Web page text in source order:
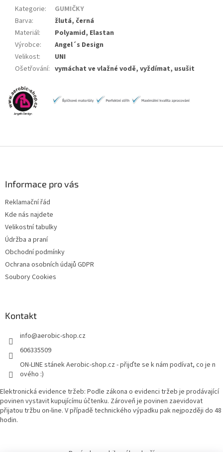
Kategorie:
GUMIČKY
Barva:
žlutá, černá
Materiál:
Polyamid, Elastan
Výrobce:
Angel´s Design
Velikost:
UNI
Ošetřování: vymáchat ve vlažné vodě, vyždímat, usušit
Informace pro vás
Reklamační řád
Kde nás najdete
Velikostní tabulky
Údržba a praní
Obchodní podmínky
Ochrana osobních údajů GDPR
Soubory Cookies
Kontakt
info@aerobic-shop.cz
606335509
ON-LINE stánek Aerobic-shop.cz - přijďte se k nám podívat, co je n
ového :)
Elektronická evidence tržeb: Podle zákona o evidenci tržeb je prodávající
povinen vystavit kupujícímu účtenku. Zároveň je povinen zaevidovat
přijatou tržbu on-line. V případě technického výpadku pak nejpozději do 48
hodin.